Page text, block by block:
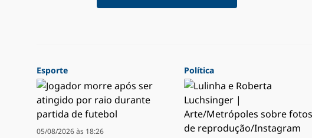
Esporte
05/08/2026 às 18:26
Política